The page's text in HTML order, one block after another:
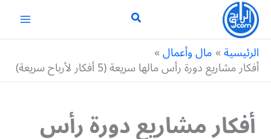
تخطي
المحتوى
الرئيسية مال وأعمال
أفكار مشاريع دورة رأس مالها سريعة (5 أفكار لأرباح سريعة)
أفكار مشاريع دورة رأس